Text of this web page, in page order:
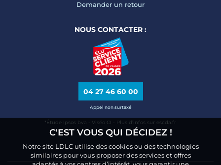
Demander un retour
NOUS CONTACTER :
04 27 46 60 00
Appel non surtaxé
*Étude Ipsos bva - Viséo CI - Plus d’infos sur escda.fr
C'EST VOUS QUI DÉCIDEZ !
Notre site LDLC utilise des cookies ou des technologies
similaires pour vous proposer des services et offres